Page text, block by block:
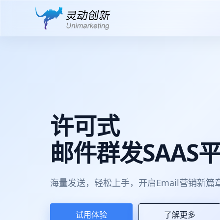
许可式
邮件群发SAAS
海量发送，轻松上手，开启Email营销新篇
试用体验 了解更多